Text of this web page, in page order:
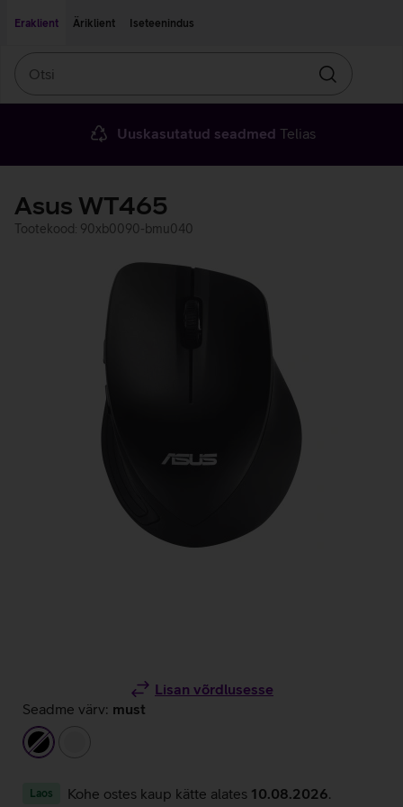
Eraklient
Äriklient Iseteenindus
Otsin
Uuskasutatud seadmed Telias
Asus WT465
Tootekood: 90xb0090-bmu040
Lisan võrdlusesse
Seadme värv: must
must
Laos Kohe ostes kaup kätte alates 10.08.2026